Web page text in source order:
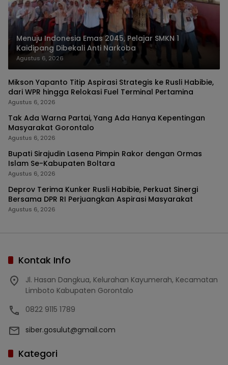
Menuju Indonesia Emas 2045, Pelajar SMKN 1
Kaidipang Dibekali Anti Narkoba
Agustus 6, 2026
Mikson Yapanto Titip Aspirasi Strategis ke Rusli Habibie,
dari WPR hingga Relokasi Fuel Terminal Pertamina
Agustus 6, 2026
Tak Ada Warna Partai, Yang Ada Hanya Kepentingan
Masyarakat Gorontalo
Agustus 6, 2026
Bupati Sirajudin Lasena Pimpin Rakor dengan Ormas
Islam Se-Kabupaten Boltara
Agustus 6, 2026
Deprov Terima Kunker Rusli Habibie, Perkuat Sinergi
Bersama DPR RI Perjuangkan Aspirasi Masyarakat
Agustus 6, 2026
Kontak Info
Jl. Hasan Dangkua, Kelurahan Kayumerah, Kecamatan
Limboto Kabupaten Gorontalo
0822 9115 1789
siber.gosulut@gmail.com
Kategori